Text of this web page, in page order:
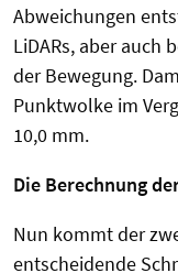
Abweichungen
LiDARs, aber auch
der Bewegung.
Punktwolke im
10,0 mm.
Die Berechnung
Nun kommt der
entscheidende